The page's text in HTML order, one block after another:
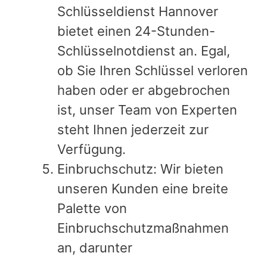
Schlüsseldienst Hannover
bietet einen 24-Stunden-
Schlüsselnotdienst an. Egal,
ob Sie Ihren Schlüssel verloren
haben oder er abgebrochen
ist, unser Team von Experten
steht Ihnen jederzeit zur
Verfügung.
Einbruchschutz: Wir bieten
unseren Kunden eine breite
Palette von
Einbruchschutzmaßnahmen
an, darunter